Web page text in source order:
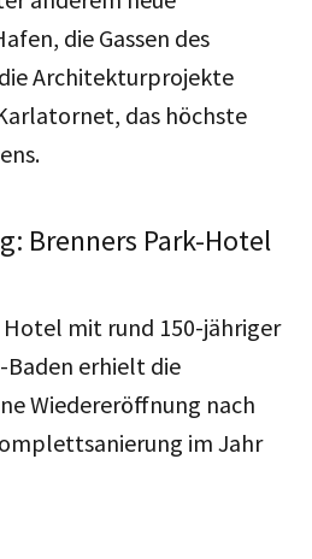
die Gassen des
Architekturprojekte
, das höchste
Brenners Park-Hotel
Hotel mit rund 150-jähriger
Baden erhielt die
Wiedereröffnung nach
im Jahr